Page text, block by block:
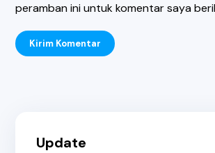
peramban ini untuk komentar saya
Kirim Komentar
Update